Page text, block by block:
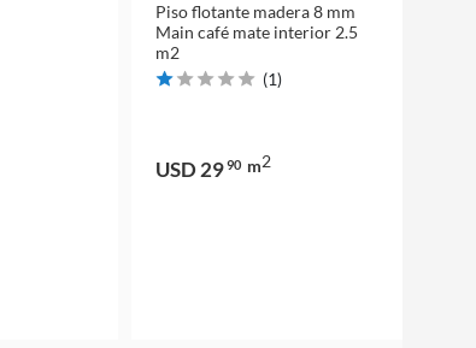
Piso flotante madera 8 mm
Main café mate interior 2.5
m2
(1)
USD 2990 m2